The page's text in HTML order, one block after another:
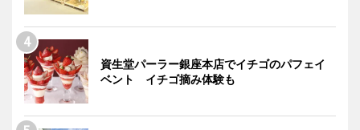
資生堂パーラー銀座本店でイチゴのパフェイ
ベント イチゴ摘み体験も